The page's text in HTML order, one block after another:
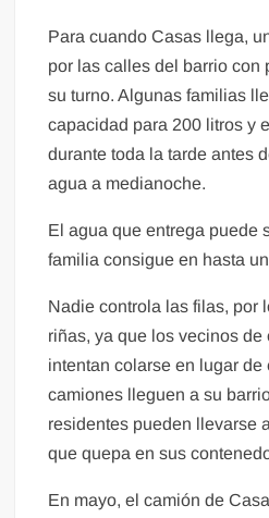
Para cuando Casas llega,
por las calles del barrio con
su turno. Algunas familias
capacidad para 200 litros y
durante toda la tarde antes
agua a medianoche.
El agua que entrega puede
familia consigue en hasta
Nadie controla las filas, por
riñas, ya que los vecinos
intentan colarse en lugar de
camiones lleguen a su
residentes pueden llevarse
que quepa en sus
En mayo, el camión de